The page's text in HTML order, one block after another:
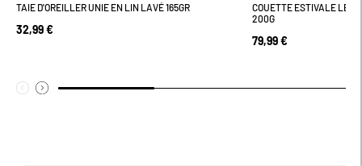
TAIE D'OREILLER UNIE EN LIN LAVÉ 165GR
32,99 €
COUETTE ESTIVALE
200G
79,99 €